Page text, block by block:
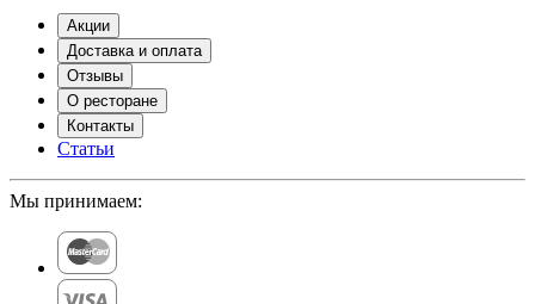
Акции
Доставка и оплата
Отзывы
О ресторане
Контакты
Статьи
Мы принимаем: